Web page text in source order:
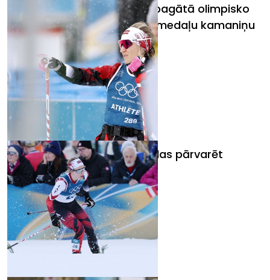
Latvijas sportistu startiem bagātā olimpisko
spēļu dienā Bota cīnās par medaļu kamaniņu
sportā
Latvijas slēpotājām neizdodas pārvarēt
kvalifikāciju sprinta klasikā